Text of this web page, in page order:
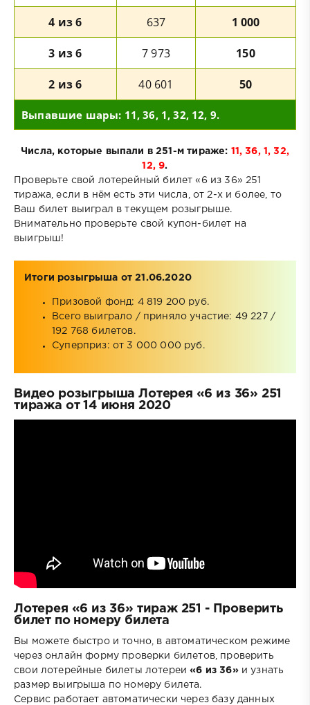
Выпавшие шары: 11, 36, 1, 32, 12, 9.
4 из 6 637 1 000
3 из 6 7 973 150
2 из 6 40 601 50
Числа, которые выпали в 251-м тираже: 11, 36, 1, 32,
12, 9.
Проверьте свой лотерейный билет «6 из 36» 251
тиража, если в нём есть эти числа, от 2-х и более, то
Ваш билет выиграл в текущем розыгрыше.
Внимательно проверьте свой купон-билет на
выигрыш!
Итоги розыгрыша от 21.06.2020
Призовой фонд: 4 819 200 руб.
Всего выиграло / приняло участие: 49 227 /
192 768 билетов.
Суперприз: от 3 000 000 руб.
Видео розыгрыша Лотерея «6 из 36» 251
тиража от 14 июня 2020
Лотерея «6 из 36» тираж 251 - Проверить
билет по номеру билета
Вы можете быстро и точно, в автоматическом режиме
через онлайн форму проверки билетов, проверить
свои лотерейные билеты лотереи«6 из 36»и узнать
размер выигрыша по номеру билета.
Сервис работает автоматически через базу данных